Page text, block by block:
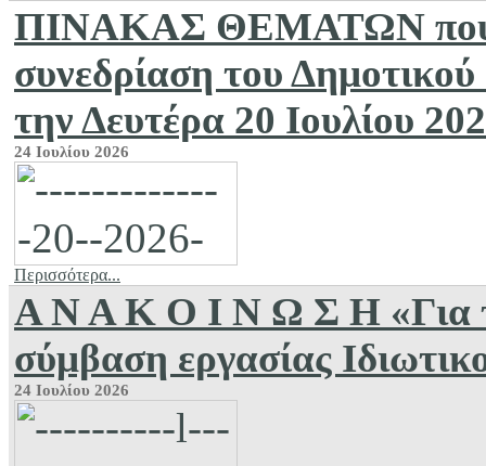
ΠΙΝΑΚΑΣ ΘΕΜΑΤΩΝ που
συνεδρίαση του
την Δευτέρα 20 Ιουλίου
24 Ιουλίου 2026
Περισσότερα...
Α Ν Α Κ Ο Ι Ν Ω Σ Η «Για
σύμβαση εργασίας
24 Ιουλίου 2026